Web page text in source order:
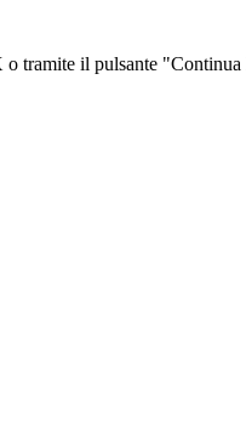
tramite il pulsante